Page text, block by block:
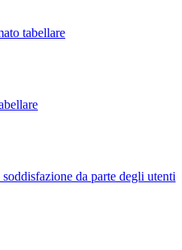
tabellare
da parte degli utenti